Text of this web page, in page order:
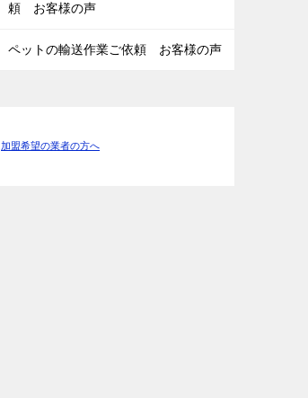
頼 お客様の声
ペットの輸送作業ご依頼 お客様の声
加盟希望の業者の方へ